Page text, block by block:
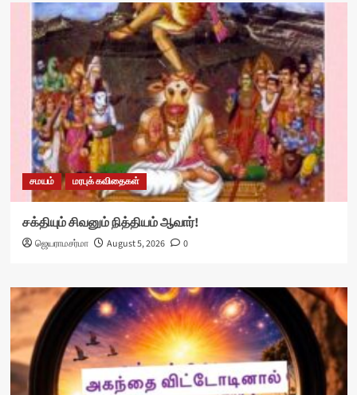
சமயம் மரபுக் கவிதைகள்
சக்தியும் சிவனும் நித்தியம் ஆவார்!
ஜெயராமசர்மா August 5, 2026 0